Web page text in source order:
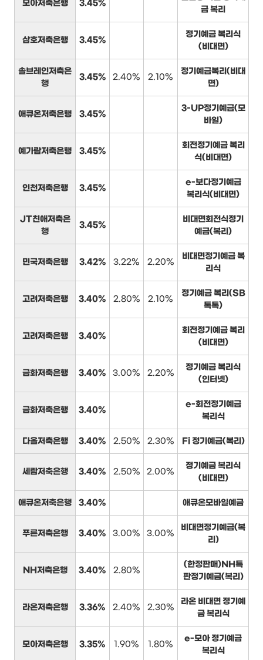
모아저축은행 3.45%
금 복리
삼호저축은행 3.45%
정기예금 복리식
(비대면)
솔브레인저축은
행
3.45% 2.40% 2.10%
정기예금복리(비대
면)
애큐온저축은행 3.45%
3-UP정기예금(모
바일)
예가람저축은행 3.45%
회전정기예금 복리
식(비대면)
인천저축은행 3.45%
e-보다정기예금
복리식(비대면)
JT친애저축은
행
3.45%
비대면회전식정기
예금(복리)
민국저축은행 3.42% 3.22% 2.20%
비대면정기예금 복
리식
고려저축은행 3.40% 2.80% 2.10%
정기예금 복리(SB
톡톡)
고려저축은행 3.40%
회전정기예금 복리
(비대면)
금화저축은행 3.40% 3.00% 2.20%
정기예금 복리식
(인터넷)
금화저축은행 3.40%
e-회전정기예금
복리식
다올저축은행 3.40% 2.50% 2.30% Fi 정기예금(복리)
세람저축은행 3.40% 2.50% 2.00%
정기예금 복리식
(비대면)
애큐온저축은행 3.40% 애큐온모바일예금
푸른저축은행 3.40% 3.00% 3.00%
비대면정기예금(복
리)
NH저축은행 3.40% 2.80%
(한정판매)NH특
판정기예금(복리)
라온저축은행 3.36% 2.40% 2.30%
라온 비대면 정기예
금 복리식
모아저축은행 3.35% 1.90% 1.80%
e-모아 정기예금
복리식